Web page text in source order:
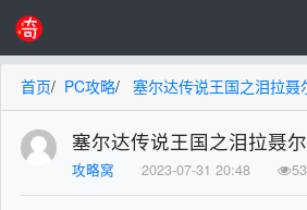
首页/ PC攻略/ 塞尔达传说王国之泪拉聂
塞尔达传说王国之泪拉聂
攻略窝 2023-07-31 20:48